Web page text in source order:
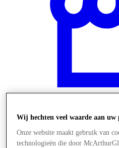
Wij hechten veel waarde aan uw
Onze website maakt gebruik van
technologieën die door